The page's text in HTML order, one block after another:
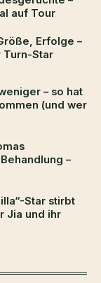
auf Tour
Erfolge –
Turn-Star
– so hat
(und wer
–
Star stirbt
Jia und ihr